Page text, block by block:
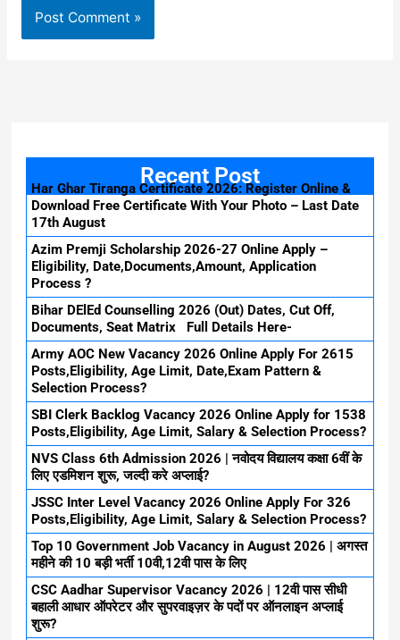
Recent Post
Har Ghar Tiranga Certificate 2026: Register Online &
Download Free Certificate With Your Photo – Last Date
17th August
Azim Premji Scholarship 2026-27 Online Apply –
Eligibility, Date,Documents,Amount, Application
Process ?
Bihar DElEd Counselling 2026 (Out) Dates, Cut Off,
Documents, Seat Matrix Full Details Here-
Army AOC New Vacancy 2026 Online Apply For 2615
Posts,Eligibility, Age Limit, Date,Exam Pattern &
Selection Process?
SBI Clerk Backlog Vacancy 2026 Online Apply for 1538
Posts,Eligibility, Age Limit, Salary & Selection Process?
NVS Class 6th Admission 2026 | नवोदय विद्यालय कक्षा 6वीं के
लिए एडमिशन शुरू, जल्दी करे अप्लाई?
JSSC Inter Level Vacancy 2026 Online Apply For 326
Posts,Eligibility, Age Limit, Salary & Selection Process?
Top 10 Government Job Vacancy in August 2026 | अगस्त
महीने की 10 बड़ी भर्ती 10वी,12वी पास के लिए
CSC Aadhar Supervisor Vacancy 2026 | 12वी पास सीधी
बहाली आधार ऑपरेटर और सुपरवाइज़र के पदों पर ऑनलाइन अप्लाई
शुरू?